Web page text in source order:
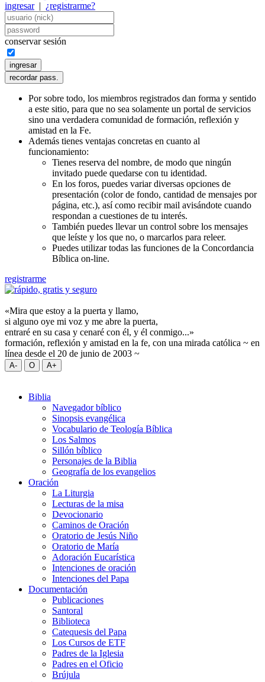
ingresar| ¿registrarme?
conservar sesión
Por sobre todo, los miembros registrados dan forma y sentido
a este sitio, para que no sea solamente un portal de servicios
sino una verdadera comunidad de formación, reflexión y
amistad en la Fe.
Además tienes ventajas concretas en cuanto al
funcionamiento:
Tienes reserva del nombre, de modo que ningún
invitado puede quedarse con tu identidad.
En los foros, puedes variar diversas opciones de
presentación (color de fondo, cantidad de mensajes por
página, etc.), así como recibir mail avisándote cuando
respondan a cuestiones de tu interés.
También puedes llevar un control sobre los mensajes
que leíste y los que no, o marcarlos para releer.
Puedes utilizar todas las funciones de la Concordancia
Bíblica on-line.
registrarme
«Mira que estoy a la puerta y llamo,
si alguno oye mi voz y me abre la puerta,
entraré en su casa y cenaré con él, y él conmigo...»
formación, reflexión y amistad en la fe, con una mirada católica ~ en
línea desde el 20 de junio de 2003 ~
Biblia
Navegador bíblico
Sinopsis evangélica
Vocabulario de Teología Bíblica
Los Salmos
Sillón bíblico
Personajes de la Biblia
Geografía de los evangelios
Oración
La Liturgia
Lecturas de la misa
Devocionario
Caminos de Oración
Oratorio de Jesús Niño
Oratorio de María
Adoración Eucarística
Intenciones de oración
Intenciones del Papa
Documentación
Publicaciones
Santoral
Biblioteca
Catequesis del Papa
Los Cursos de ETF
Padres de la Iglesia
Padres en el Oficio
Brújula